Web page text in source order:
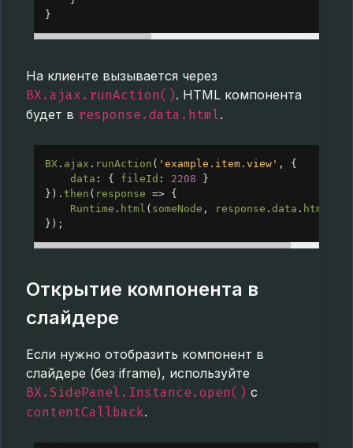
}
На клиенте вызывается через
BX.ajax.runAction(). HTML компонента
будет в response.data.html.
BX . ajax . runAction ( 'example.item.view' , {
data : { fileId : 2208 }
}). then ( response => {
Runtime . html ( someNode , response . data . html
});
Открытие компонента в
слайдере
Если нужно отобразить компонент в
слайдере (без iframe), используйте
BX.SidePanel.Instance.open() с
contentCallback.